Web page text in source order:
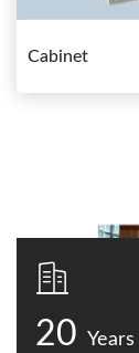
Cabinet
20